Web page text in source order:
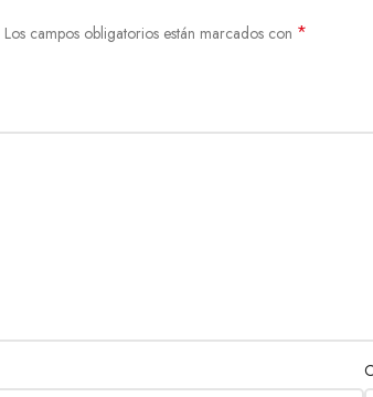
Los campos obligatorios están marcados con *